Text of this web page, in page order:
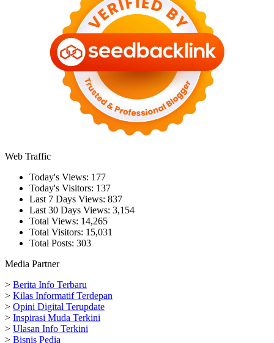
Web Traffic
Today's Views: 177
Today's Visitors: 137
Last 7 Days Views: 837
Last 30 Days Views: 3,154
Total Views: 14,265
Total Visitors: 15,031
Total Posts: 303
Media Partner
> Berita Info Terbaru
> Kilas Informatif Terdepan
> Opini Digital Terupdate
> Inspirasi Muda Terkini
> Ulasan Info Terkini
> Bisnis Pedia